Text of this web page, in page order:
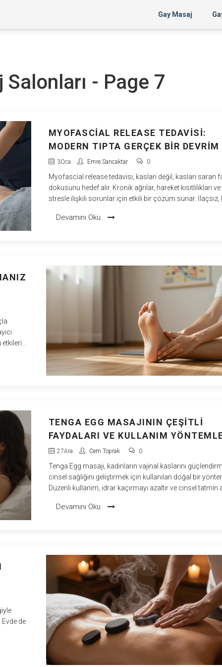
Gay Masaj
- Page 7
MYOFASCIAL RELEASE TEDAVISI:
MODERN TIPTA GERÇEK BIR DEVRIM
3Oca Emre Sancaktar 0
Myofascial release tedavisi, kasları değil, kasları saran
dokusunu hedef alır. Kronik ağrılar, hareket kısıtlılıkları ve
stresle ilişkili sorunlar için etkili bir çözüm sunar. İlaçsız,
Devamını Oku
etkileri
TENGA EGG MASAJININ ÇEŞITLI
FAYDALARI VE KULLANIM
27Ara Cem Toprak 0
Tenga Egg masajı, kadınların vajinal kaslarını
cinsel sağlığını geliştirmek için kullanılan doğal bir
Düzenli kullanım, idrar kaçırmayı azaltır ve cinsel tatmin
Devamını Oku
Evde de